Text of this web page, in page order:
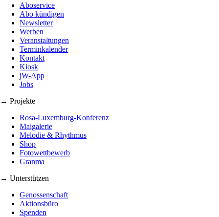
Aboservice
Abo kündigen
Newsletter
Werben
Veranstaltungen
Terminkalender
Kontakt
Kiosk
jW-App
Jobs
→ Projekte
Rosa-Luxemburg-Konferenz
Maigalerie
Melodie & Rhythmus
Shop
Fotowettbewerb
Granma
→ Unterstützen
Genossenschaft
Aktionsbüro
Spenden